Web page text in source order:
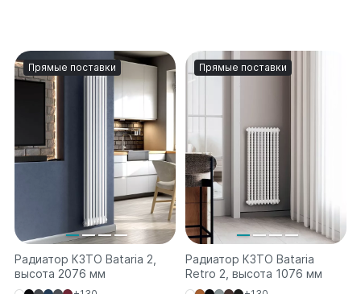
Прямые поставки
Радиатор КЗТО Bataria 2,
высота 2076 мм
Прямые поставки
Радиатор КЗТО Bataria
Retro 2, высота 1076 мм